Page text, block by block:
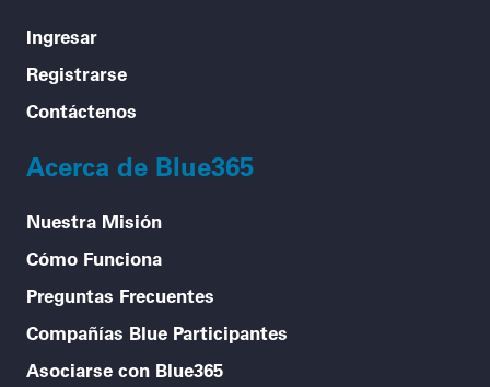
Ingresar
Registrarse
Contáctenos
Acerca de Blue365
Nuestra Misión
Cómo Funciona
Preguntas Frecuentes
Compañías Blue Participantes
Asociarse con Blue365